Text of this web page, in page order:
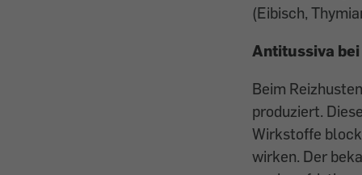
(Eibisch,
Antitussiva
Beim
produziert.
Wirkstoffe
wirken. Der